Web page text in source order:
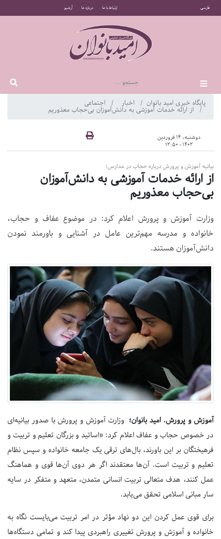
فارسی ارتباط با ما درباره ما آرشیو
پایگاه خبری امید بانوان اخبار اجتماعی
از ارائه خدمات آموزشی به دانش‌آموزان بی‌حجاب معذوریم
دوشنبه، 14 فروردین
1402 - 12:50
بیانیه آموزش و پرورش درباره حجاب در مدارس؛
از ارائه خدمات آموزشی به دانش‌آموزان
بی‌حجاب معذوریم
وزارت آموزش و پرورش اعلام کرد: در موضوع عفاف و حجاب،
خانواده و مدرسه مهم‌ترین عامل در آشنایی و باورمند نمودن
دانش‌آموزان هستند.
آموزش و پرورش. امید بانوان؛ وزارت آموزش و پرورش با صدور بیانیه‌ای
در خصوص حجاب و عفاف اعلام کرد: «اساتید و بزرگان تعلیم و تربیت و
فرهیختگان بر این باورند، بال‌های ترقی یک جامعه خانواده و سپس نظام
تعلیم و تربیت است. آن‌ها معتقدند اگر هر دوی آن‌ها قوی و هماهنگ
عمل کنند، هدف متعالی تربیت انسانی متمدن، متعهد و متفکر در سایه
سار مبانی اسلامی تحقق می‌یابد.
برای قوی عمل کردن این دو نهاد مؤثر در امر تربیت می‌بایست نگاه به
خانواده و آموزش و پرورش تغییری راهبردی پیدا کند و تمامی دستگاه‌ها